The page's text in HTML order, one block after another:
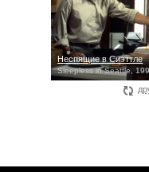
Неспящие в Сиэттле
Sleepless in Seattle,